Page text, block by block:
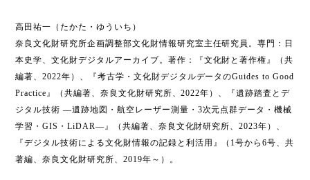
高田祐一（たかた・ゆういち）
奈良文化財研究所企画調整部文化財情報研究室主任研究員。専門：日
本史学、文化財デジタルアーカイブ。著作：『文化財と著作権』（共
編著、2022年）、『考古学・文化財デジタルデータのGuides to Good
Practice』（共編著、奈良文化財研究所、2022年）、『遺跡踏査とデ
ジタル技術 ―遺跡地図・航空レーザー測量・3次元点群データ・機械
学習・GIS・LiDAR―』（共編著、奈良文化財研究所、2023年）、
『デジタル技術による文化財情報の記録と利活用』（1号から6号、共
著編、奈良文化財研究所、2019年～）。